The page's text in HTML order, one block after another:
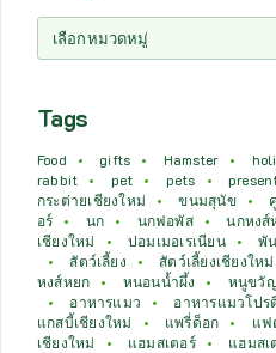
Tags
Food gifts Hamster
rabbit
pet pets
กระต่ายเชียงใหม่
ขนมสุนัข
อร์
นก นกฟอพัส นกหงส์
เชียงใหม่
ปอมเมอเรเนียน พั
สัตว์เลี้ยง
สัตว์เลี้ยงเชียงใหม่
หงส์หยก
หนอนน้ำผึ้ง หนูขวั
อาหารแมว
อาหารแมวโปร
แกสบี้เชียงใหม่
แพรี่ด็อก แฟ
เชียงใหม่
แฮมสเตอร์ แฮมสเ